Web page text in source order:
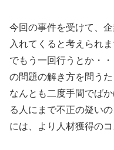
今回の事件を受けて、
入れてくると考えられ
でもう一回行うとか・
の問題の解き方を問う
なんとも二度手間でば
る人にまで不正の疑い
には、より人材獲得の